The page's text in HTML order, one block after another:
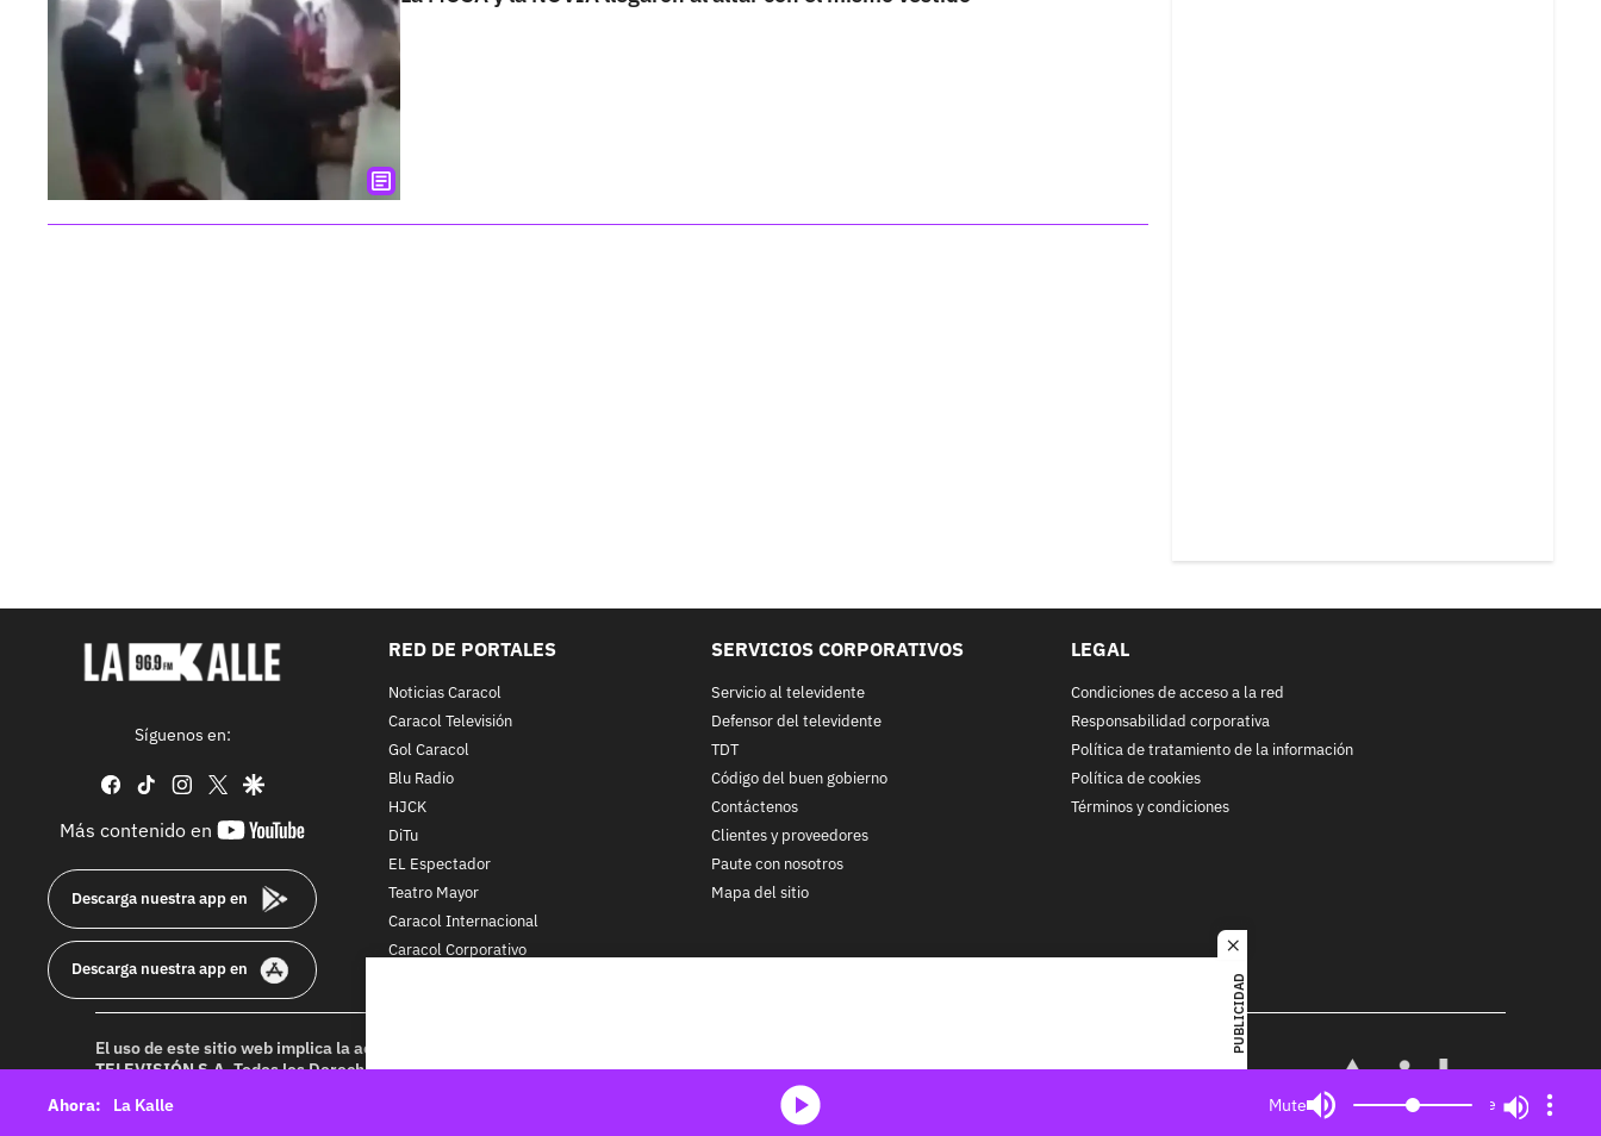
close
PUBLICIDAD
Síguenos en:
facebook
tiktok instagram
twittergoogle
Más contenido en
youtube-
Descarga nuestra app en
Descarga nuestra app en
RED DE PORTALES
Noticias Caracol
Caracol Televisión
Gol Caracol
Blu Radio
HJCK
DiTu
EL Espectador
Teatro Mayor
Caracol Internacional
Caracol Corporativo
SERVICIOS CORPORATIVOS
Servicio al televidente
Defensor del televidente
TDT
Código del buen gobierno
Contáctenos
Clientes y proveedores
Paute con nosotros
Mapa del sitio
LEGAL
Condiciones de acceso a la red
Responsabilidad corporativa
Política de tratamiento de la información
Política de cookies
Términos y condiciones
El uso de este sitio web implica la aceptación de los
TELEVISIÓN S.A.Todos los Derechos Reservados D.R.A. Prohibida su reproducción total o parcial, así como su traducción a cualquier
idioma sin autorización escrita de su titular. Reproduction in whole or in part, or translation without written permission is prohibited. All
rights reserved 2025.
La Kalle
Mute Mute